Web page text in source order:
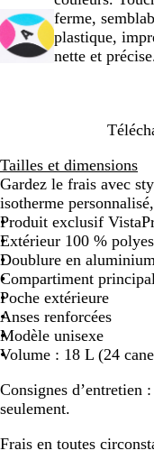
ferme,
plastique,
nette et
Tailles et dimensions
Gardez le frais avec
isotherme
Produit exclusif
Extérieur 100 %
Doublure en
Compartiment
Poche extérieure
Anses renforcées
Modèle unisexe
Volume : 18 L (24
Consignes d’entretien :
seulement.
Frais en toutes